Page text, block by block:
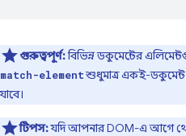
গুরুত্বপূর্ণ:বিভিন্ন ডকুমেন্টের
match-elementশুধুমাত্র একই-ডকুমেন্ট
যাবে।
টিপস:যদি আপনার DOM-এ আগে